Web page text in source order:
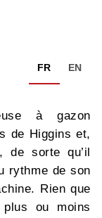
FR EN
à gazon
de Higgins et,
sorte qu’il
rythme de son
Rien que
ou moins